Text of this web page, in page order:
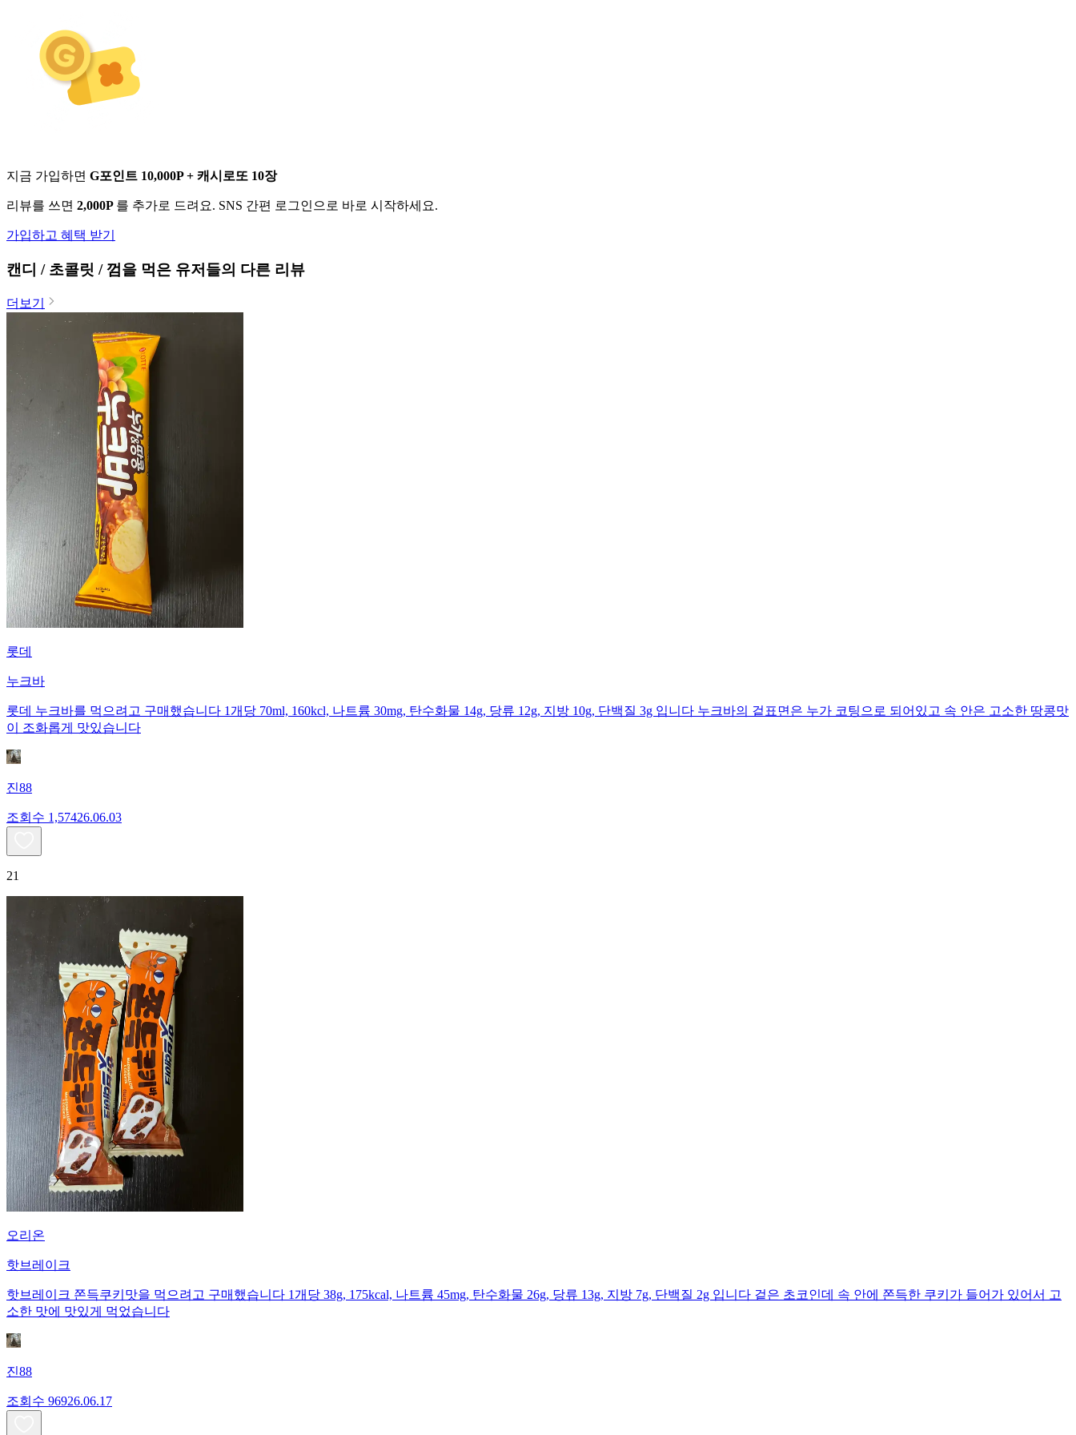
지금 가입하면 G포인트 10,000P + 캐시로또 10장
리뷰를 쓰면 2,000P 를 추가로 드려요. SNS 간편 로그인으로 바로 시작하세요.
가입하고 혜택 받기
캔디 / 초콜릿 / 껌을 먹은 유저들의 다른 리뷰
더보기
롯데
누크바
롯데 누크바를 먹으려고 구매했습니다 1개당 70ml, 160kcl, 나트륨 30mg, 탄수화물 14g, 당류 12g, 지방 10g, 단백질 3g 입니다 누크바의 겉표면은 누가 코팅으로 되어있고 속 안은 고소한 땅콩맛
이 조화롭게 맛있습니다
진88
조회수 1,57426.06.03
21
오리온
핫브레이크
핫브레이크 쫀득쿠키맛을 먹으려고 구매했습니다 1개당 38g, 175kcal, 나트륨 45mg, 탄수화물 26g, 당류 13g, 지방 7g, 단백질 2g 입니다 겉은 초코인데 속 안에 쫀득한 쿠키가 들어가 있어서 고
소한 맛에 맛있게 먹었습니다
진88
조회수 96926.06.17